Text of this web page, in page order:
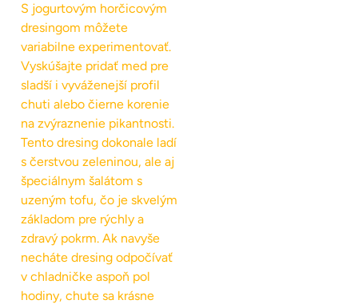
S jogurtovým horčicovým
dresingom môžete
variabilne experimentovať.
Vyskúšajte pridať med pre
sladší i vyváženejší profil
chuti alebo čierne korenie
na zvýraznenie pikantnosti.
Tento dresing dokonale ladí
s čerstvou zeleninou, ale aj
špeciálnym šalátom s
uzeným tofu, čo je skvelým
základom pre rýchly a
zdravý pokrm. Ak navyše
necháte dresing odpočívať
v chladničke aspoň pol
hodiny, chute sa krásne